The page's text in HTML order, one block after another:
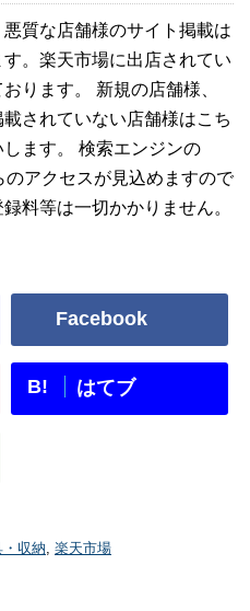
質な店舗様のサイト掲載は
。楽天市場に出店されてい
ります。 新規の店舗様、
されていない店舗様はこち
ます。 検索エンジンの
アクセスが見込めますので
料等は一切かかりません。
Facebook
B! はてブ
収納, 楽天市場